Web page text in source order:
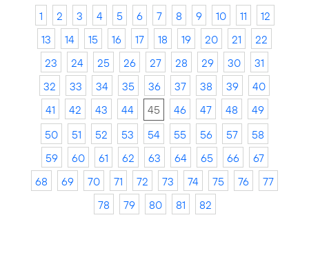
1 2 3 4 5 6 7 8 9 10 11
12
13
14 15 16 17 18 19 20 21
22
23
24 25 26 27 28 29 30
31
32
33 34 35 36 37 38 39
40
41
42 43 44 45 46 47 48
49
50
51 52 53 54 55 56 57
58
59
60 61 62 63 64 65 66
67
68
69 70 71 72 73 74 75 76
77
78
79 80 81 82